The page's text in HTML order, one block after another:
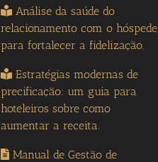
Análise da saúde do
relacionamento com o hóspede
para fortalecer a fidelização.
Estratégias modernas de
precificação: um guia para
hoteleiros sobre como
aumentar a receita.
Manual de Gestão de